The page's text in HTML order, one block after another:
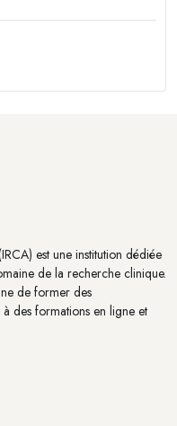
est une institution dédiée
de la recherche clinique.
de former des
des formations en ligne et